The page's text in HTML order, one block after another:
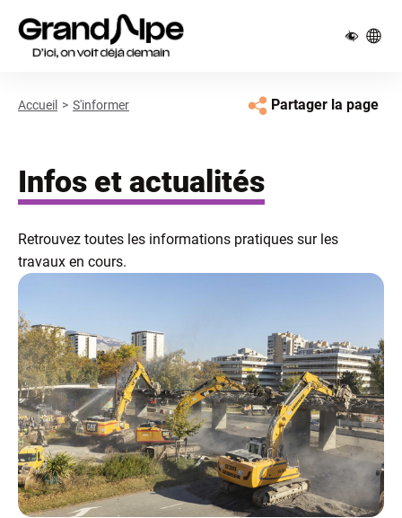
Accueil S'informer Partager la page
Infos et actualités
Retrouvez toutes les informations pratiques sur les
travaux en cours.
Panneau de gestion des cookies